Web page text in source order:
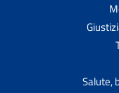
Salute,